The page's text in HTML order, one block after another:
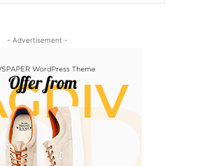
- Advertisement -